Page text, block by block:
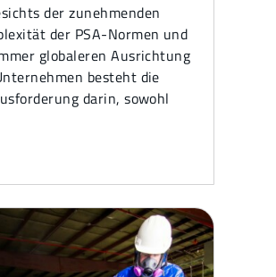
der zunehmenden
der PSA-Normen und
globaleren Ausrichtung
besteht die
darin, sowohl